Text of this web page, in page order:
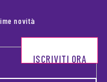
novità
ISCRIVITI ORA